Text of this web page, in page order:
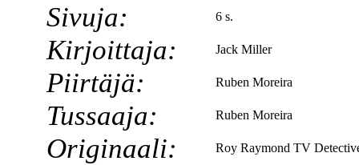
Sivuja: 6 s.
Kirjoittaja: Jack Miller
Piirtäjä: Ruben Moreira
Tussaaja: Ruben Moreira
Originaali:
Roy Raymond TV